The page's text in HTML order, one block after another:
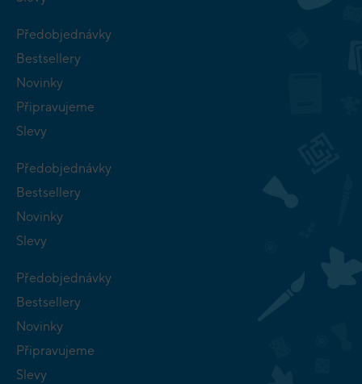
Předobjednávky
Bestsellery
Novinky
Připravujeme
Slevy
Předobjednávky
Bestsellery
Novinky
Slevy
Předobjednávky
Bestsellery
Novinky
Připravujeme
Slevy